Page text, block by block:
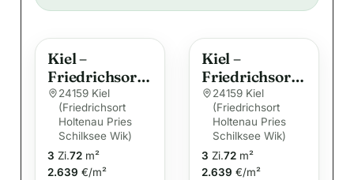
t
Kiel –
Friedrichsort
– Die gute
preiswerte
Wohnung
wird frei !
24159 Kiel
(Friedrichsort
Holtenau Pries
Schilksee Wik)
3 Zi.72 m²
2.639 €/m²
Kiel –
Friedrichsort:
Sonnige
Eigentumswo
hnung – Frei
zum
01.09.2026
24159 Kiel
(Friedrichsort
Holtenau Pries
Schilksee Wik)
3 Zi.72 m²
2.639 €/m²